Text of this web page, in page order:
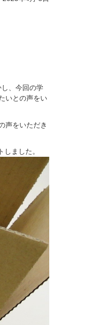
、今回の学
いとの声をい
声をいただき
ました。